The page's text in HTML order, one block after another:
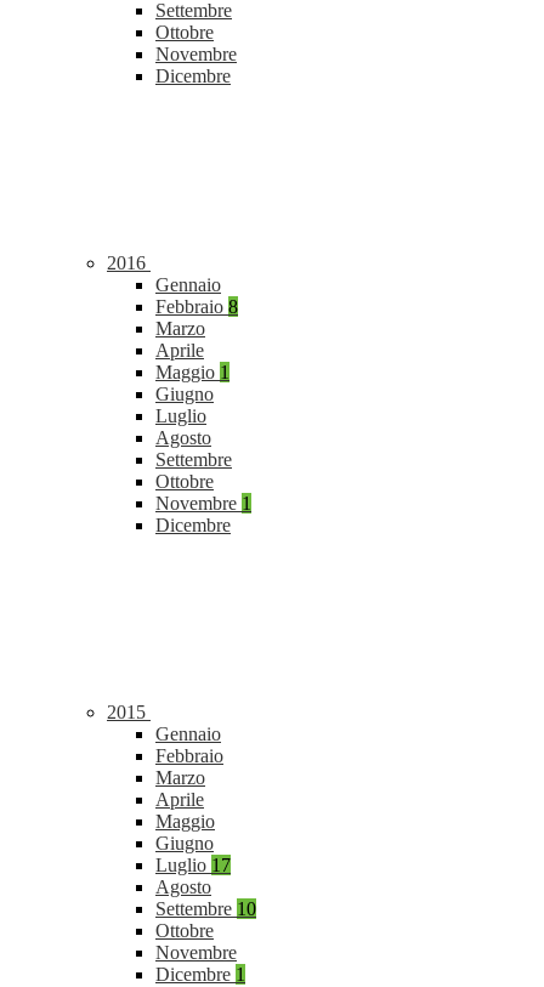
Settembre
Ottobre
Novembre
Dicembre
2016
Gennaio
Febbraio 8
Marzo
Aprile
Maggio 1
Giugno
Luglio
Agosto
Settembre
Ottobre
Novembre 1
Dicembre
2015
Gennaio
Febbraio
Marzo
Aprile
Maggio
Giugno
Luglio 17
Agosto
Settembre 10
Ottobre
Novembre
Dicembre 1